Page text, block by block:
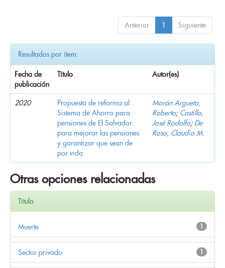
Anterior 1 Siguiente
Resultados por ítem:
Fecha de
publicación
Título Autor(es)
2020
Propuesta de reforma al
Sistema de Ahorro para
pensiones de El Salvador:
para mejorar las pensiones
y garantizar que sean de
por vida
Morán Argueta,
Roberto; Castillo,
José Rodolfo; De
Rosa, Claudio M.
Otras opciones relacionadas
Título
1
Muerte
1
Sector privado